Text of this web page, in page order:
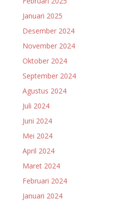
Januari 2025
Desember 2024
November 2024
Oktober 2024
September 2024
Agustus 2024
Juli 2024
Juni 2024
Mei 2024
April 2024
Maret 2024
Februari 2024
Januari 2024